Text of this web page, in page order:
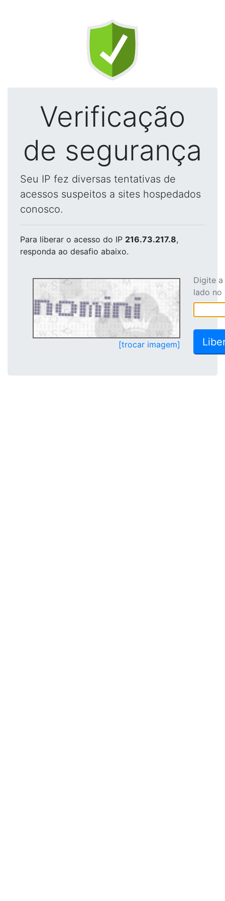
Verificação
de segurança
Seu IP fez diversas tentativas de
acessos suspeitos a sites hospedados
conosco.
Para liberar o acesso do IP 216.73.217.8,
responda ao desafio abaixo.
[trocar imagem]
Digite
lado no